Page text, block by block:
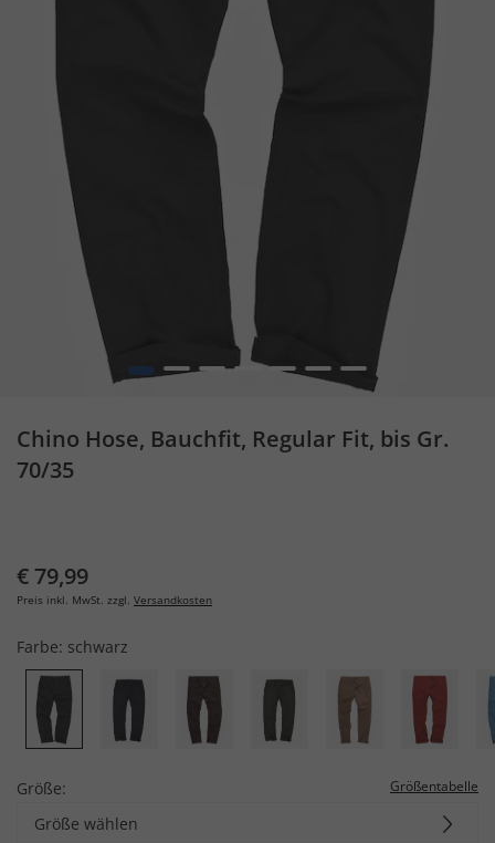
1 2 5 6 7
Chino Hose, Bauchfit, Regular Fit, bis Gr.
70/35
€ 79,99
Preis inkl. MwSt. zzgl. Versandkosten
Farbe: schwarz
Größe: Größentabelle
Größe wählen